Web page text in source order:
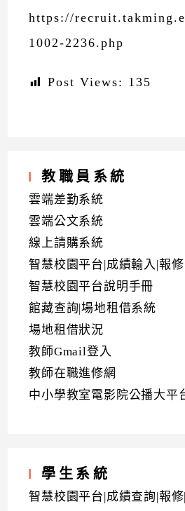
https://
1002-2236.php
Post Views: 135
教職員系統
雲端差勤系統
雲端公文系統
線上請購系統
智慧校園平台|成績輸入|報修
智慧校園平台說明手冊
館藏查詢|場地租借系統
場地租借狀況
教師Gmail登入
教師在職進修網
中小學教室電影院公播大平
學生系統
智慧校園平台|成績查詢|報